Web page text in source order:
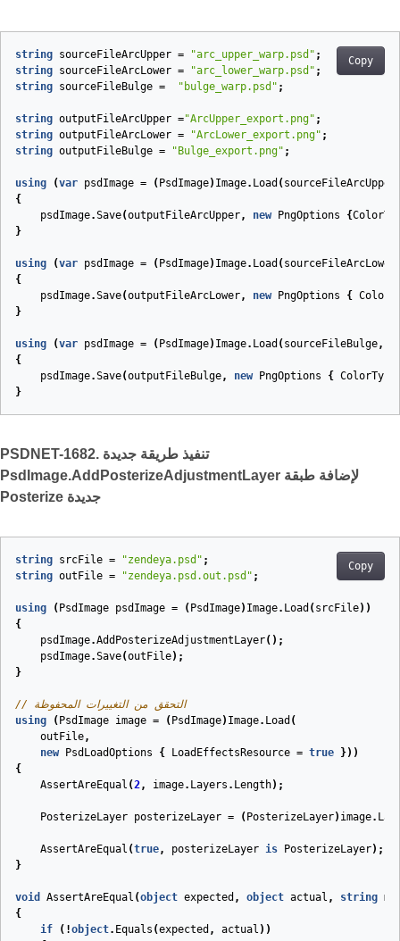
Copy
string sourceFileArcUpper = "arc_upper_warp.psd" ;
string sourceFileArcLower = "arc_lower_warp.psd" ;
string sourceFileBulge = "bulge_warp.psd" ;
string outputFileArcUpper ="ArcUpper_export.png" ;
string outputFileArcLower = "ArcLower_export.png" ;
string outputFileBulge = "Bulge_export.png" ;
using (var psdImage = ( PsdImage) Image. Load ( sourceFileArcUpper
{
psdImage.Save(outputFileArcUpper, new PngOptions {
}
using (var psdImage = ( PsdImage) Image. Load ( sourceFileArcLower
{
psdImage.Save(outputFileArcLower, new PngOptions {
}
using (var psdImage = ( PsdImage) Image. Load ( sourceFileBulge,
{
psdImage.Save(outputFileBulge, new PngOptions {
ColorType
}
PSDNET-1682. تنفيذ طريقة جديدة
PsdImage.AddPosterizeAdjustmentLayer لإضافة طبقة
Posterize جديدة
Copy
string srcFile = "zendeya.psd" ;
string outFile = "zendeya.psd.out.psd" ;
using ( PsdImage psdImage = ( PsdImage) Image. Load ( srcFile))
{
psdImage.AddPosterizeAdjustmentLayer();
psdImage.Save(outFile);
}
// التحقق من التغييرات المحفوظة
using
( PsdImage image = ( PsdImage) Image. Load (
outFile,
new
PsdLoadOptions { LoadEffectsResource = true
}))
{
AssertAreEqual (2, image. Layers . Length);
PosterizeLayer posterizeLayer = ( PosterizeLayer) image.
AssertAreEqual (true, posterizeLayer is PosterizeLayer);
}
void AssertAreEqual (object expected , object actual , string
{
if
(!object. Equals (expected , actual ))